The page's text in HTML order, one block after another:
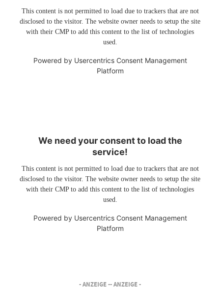
This content is not permitted to load due to trackers that are not
disclosed to the visitor. The website owner needs to setup the site
with their CMP to add this content to the list of technologies
used.
Powered by Usercentrics Consent Management
Platform
We need your consent to load the
service!
This content is not permitted to load due to trackers that are not
disclosed to the visitor. The website owner needs to setup the site
with their CMP to add this content to the list of technologies
used.
Powered by Usercentrics Consent Management
Platform
- ANZEIGE -- ANZEIGE -